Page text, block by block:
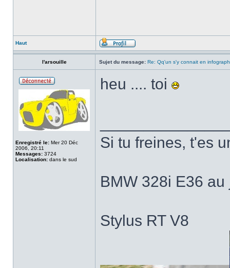
Haut
l'arsouille Sujet du message: Re: Qq'un s'y connait en
Enregistré le: Mer 20 Déc
2006, 20:11
Messages: 3724
Localisation: dans le sud
heu .... toi
Si tu freines, t'es
BMW 328i E36
Stylus RT V8